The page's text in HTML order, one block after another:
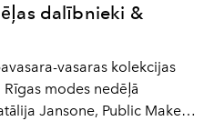
dalībnieki &
vasaras kolekcijas
modes nedēļā
Jansone, Public Makes